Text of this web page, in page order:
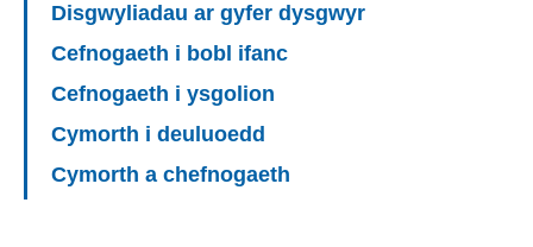
Disgwyliadau ar gyfer dysgwyr
Cefnogaeth i bobl ifanc
Cefnogaeth i ysgolion
Cymorth i deuluoedd
Cymorth a chefnogaeth